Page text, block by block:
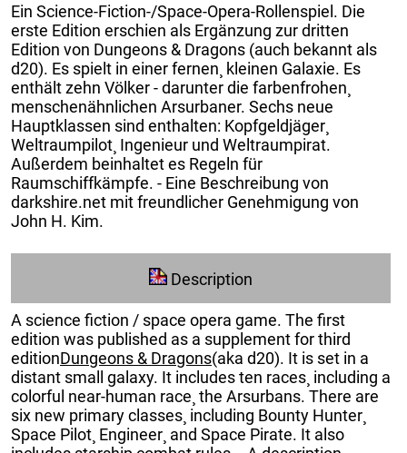
Ein Science-Fiction-/Space-Opera-Rollenspiel. Die
erste Edition erschien als Ergänzung zur dritten
Edition von Dungeons & Dragons (auch bekannt als
d20). Es spielt in einer fernen¸ kleinen Galaxie. Es
enthält zehn Völker - darunter die farbenfrohen¸
menschenähnlichen Arsurbaner. Sechs neue
Hauptklassen sind enthalten: Kopfgeldjäger¸
Weltraumpilot¸ Ingenieur und Weltraumpirat.
Außerdem beinhaltet es Regeln für
Raumschiffkämpfe. - Eine Beschreibung von
darkshire.net mit freundlicher Genehmigung von
John H. Kim.
Description
A science fiction / space opera game. The first
edition was published as a supplement for third
editionDungeons & Dragons(aka d20). It is set in a
distant small galaxy. It includes ten races¸ including a
colorful near-human race¸ the Arsurbans. There are
six new primary classes¸ including Bounty Hunter¸
Space Pilot¸ Engineer¸ and Space Pirate. It also